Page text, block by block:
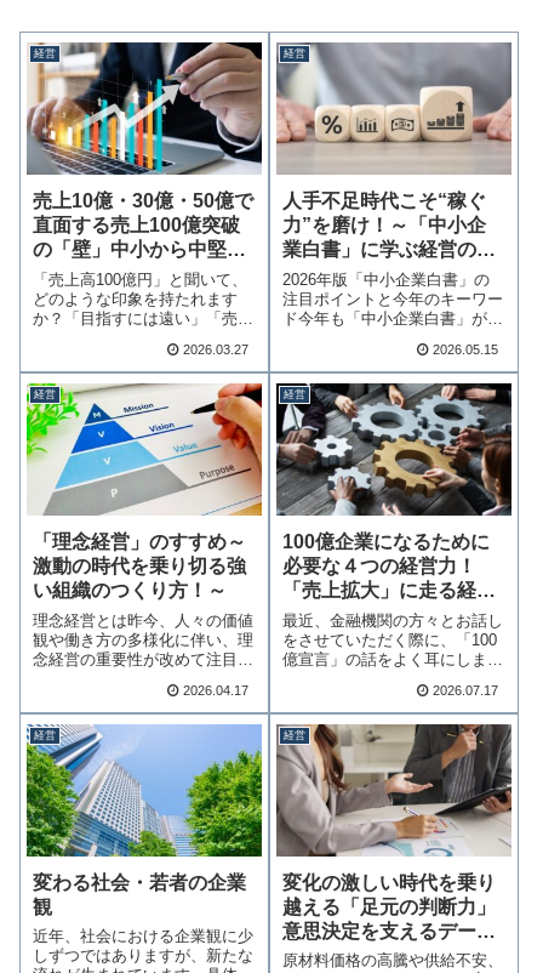
経営
売上10億・30億・50億で
直面する売上100億突破
の「壁」中小から中堅へ
の成長が日本を変える
「売上高100億円」と聞いて、
どのような印象を持たれます
か？「目指すには遠い」「売上
2026.03.27
経営
人手不足時代こそ“稼ぐ
力”を磨け！～「中小企
業白書」に学ぶ経営の打
ち手～
2026年版「中小企業白書」の
注目ポイントと今年のキーワー
ド今年も「中小企業白書」が公
2026.05.15
経営
「理念経営」のすすめ～
激動の時代を乗り切る強
い組織のつくり方！～
理念経営とは昨今、人々の価値
観や働き方の多様化に伴い、理
念経営の重要性が改めて注目さ
2026.04.17
経営
100億企業になるために
必要な４つの経営力！
「売上拡大」に走る経営
のリスクとは
最近、金融機関の方々とお話し
をさせていただく際に、「100
億宣言」の話をよく耳にしま
2026.07.17
経営
変わる社会・若者の企業
観
近年、社会における企業観に少
しずつではありますが、新たな
経営
変化の激しい時代を乗り
越える「足元の判断力」
意思決定を支えるデータ
の解像度を上げる！
原材料価格の高騰や供給不安、